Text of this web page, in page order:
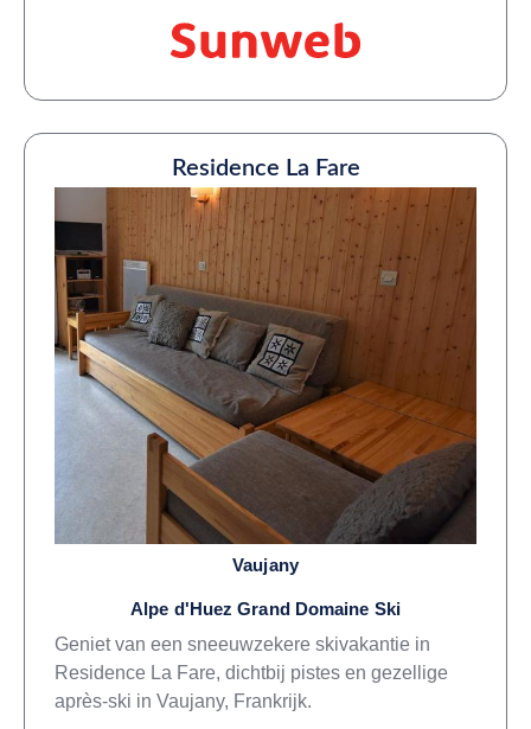
Residence La Fare
Vaujany
Alpe d'Huez Grand Domaine Ski
Geniet van een sneeuwzekere skivakantie in
Residence La Fare, dichtbij pistes en gezellige
après-ski in Vaujany, Frankrijk.